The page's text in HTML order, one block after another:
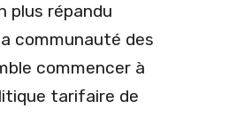
plus répandu
communauté des
commencer à
tarifaire de